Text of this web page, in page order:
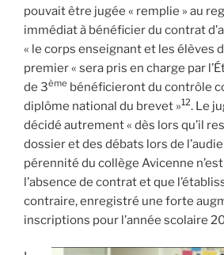
pouvait être jugée « remplie » au
immédiat à bénéficier du contrat
« le corps enseignant et les élèves
premier « sera pris en charge par
de 3ème bénéficieront du contrôle
diplôme national du brevet »12. Le
décidé autrement « dès lors qu’il
dossier et des débats lors de
pérennité du collège Avicenne
l’absence de contrat et que
contraire, enregistré une forte
inscriptions pour l’année scolaire